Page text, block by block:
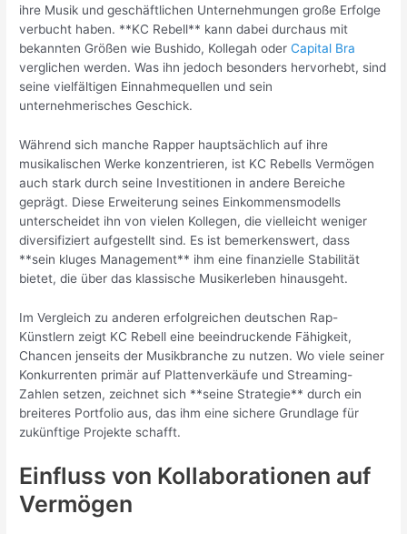
ihre Musik und geschäftlichen Unternehmungen große Erfolge
verbucht haben. **KC Rebell** kann dabei durchaus mit
bekannten Größen wie Bushido, Kollegah oderCapital Bra
verglichen werden. Was ihn jedoch besonders hervorhebt, sind
seine vielfältigen Einnahmequellen und sein
unternehmerisches Geschick.
Während sich manche Rapper hauptsächlich auf ihre
musikalischen Werke konzentrieren, ist KC Rebells Vermögen
auch stark durch seine Investitionen in andere Bereiche
geprägt. Diese Erweiterung seines Einkommensmodells
unterscheidet ihn von vielen Kollegen, die vielleicht weniger
diversifiziert aufgestellt sind. Es ist bemerkenswert, dass
**sein kluges Management** ihm eine finanzielle Stabilität
bietet, die über das klassische Musikerleben hinausgeht.
Im Vergleich zu anderen erfolgreichen deutschen Rap-
Künstlern zeigt KC Rebell eine beeindruckende Fähigkeit,
Chancen jenseits der Musikbranche zu nutzen. Wo viele seiner
Konkurrenten primär auf Plattenverkäufe und Streaming-
Zahlen setzen, zeichnet sich **seine Strategie** durch ein
breiteres Portfolio aus, das ihm eine sichere Grundlage für
zukünftige Projekte schafft.
Einfluss von Kollaborationen auf
Vermögen